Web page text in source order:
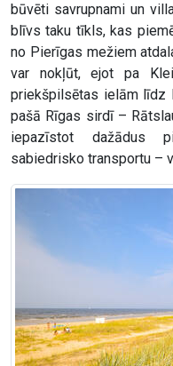
būvēti savrupnami un
blīvs taku tīkls, kas
no Pierīgas mežiem
var nokļūt, ejot pa
priekšpilsētas ielām līdz
pašā Rīgas sirdī –
iepazīstot dažādus
sabiedrisko transportu –